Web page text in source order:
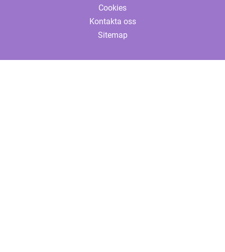
Cookies
Kontakta oss
Sitemap